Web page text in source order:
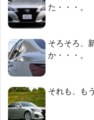
た・・・。
そろそろ、
か・・・。
それも、も